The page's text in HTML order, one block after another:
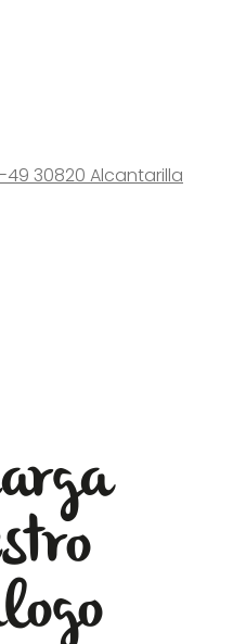
49 30820 Alcantarilla